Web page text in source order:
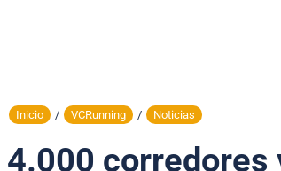
Inicio / VCRunning / Noticias
4.000 corredores